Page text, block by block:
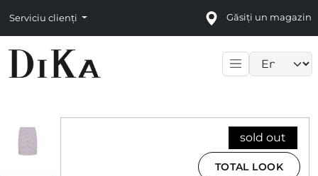
Serviciu clienți Găsiți un magazin
sold out
TOTAL LOOK